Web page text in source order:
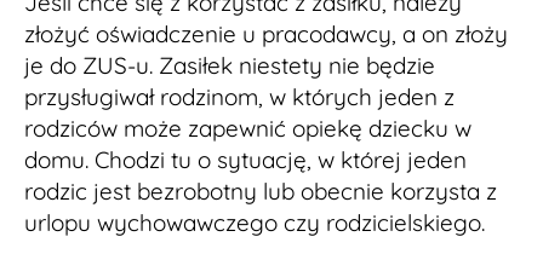
złożyć oświadczenie u pracodawcy, a on złoży
je do ZUS-u. Zasiłek niestety nie będzie
przysługiwał rodzinom, w których jeden z
rodziców może zapewnić opiekę dziecku w
domu. Chodzi tu o sytuację, w której jeden
rodzic jest bezrobotny lub obecnie korzysta z
urlopu wychowawczego czy rodzicielskiego.